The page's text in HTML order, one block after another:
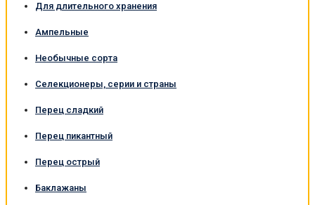
Для длительного хранения
Ампельные
Необычные сорта
Селекционеры, серии и страны
Перец сладкий
Перец пикантный
Перец острый
Баклажаны